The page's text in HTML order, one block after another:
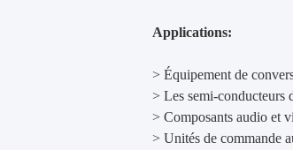
Applications:
> Équipement de
> Les semi-conducteurs
> Composants audio et
> Unités de commande